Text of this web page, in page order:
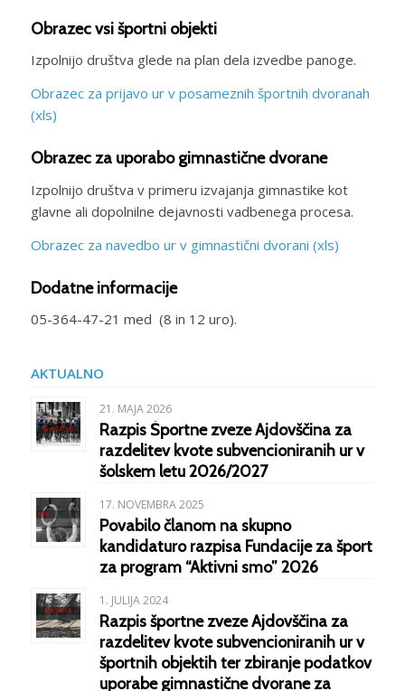
Obrazec vsi športni objekti
Izpolnijo društva glede na plan dela izvedbe panoge.
Obrazec za prijavo ur v posameznih športnih dvoranah
(xls)
Obrazec za uporabo gimnastične dvorane
Izpolnijo društva v primeru izvajanja gimnastike kot
glavne ali dopolnilne dejavnosti vadbenega procesa.
Obrazec za navedbo ur v gimnastični dvorani (xls)
Dodatne informacije
05-364-47-21 med (8 in 12 uro).
AKTUALNO
21. MAJA 2026
Razpis Športne zveze Ajdovščina za
razdelitev kvote subvencioniranih ur v
šolskem letu 2026/2027
17. NOVEMBRA 2025
Povabilo članom na skupno
kandidaturo razpisa Fundacije za šport
za program “Aktivni smo” 2026
1. JULIJA 2024
Razpis športne zveze Ajdovščina za
razdelitev kvote subvencioniranih ur v
športnih objektih ter zbiranje podatkov
uporabe gimnastične dvorane za